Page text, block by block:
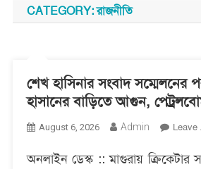
CATEGORY:রাজনীতি
শেখ হাসিনার সংবাদ
হাসানের বাড়িতে আগুন,
August 6, 2026 Admin Leave
অনলাইন ডেস্ক :: মাগুরায় ক্রিকেটার